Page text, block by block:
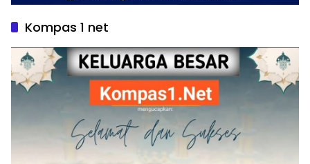
Kompas 1 net